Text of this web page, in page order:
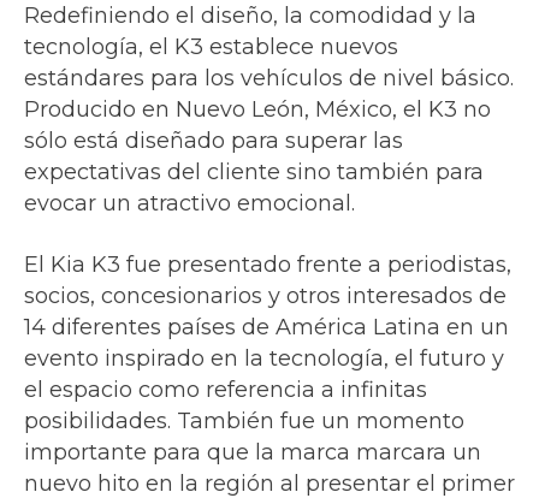
Redefiniendo el diseño, la comodidad y la
tecnología, el K3 establece nuevos
estándares para los vehículos de nivel básico.
Producido en Nuevo León, México, el K3 no
sólo está diseñado para superar las
expectativas del cliente sino también para
evocar un atractivo emocional.
El Kia K3 fue presentado frente a periodistas,
socios, concesionarios y otros interesados de
14 diferentes países de América Latina en un
evento inspirado en la tecnología, el futuro y
el espacio como referencia a infinitas
posibilidades. También fue un momento
importante para que la marca marcara un
nuevo hito en la región al presentar el primer